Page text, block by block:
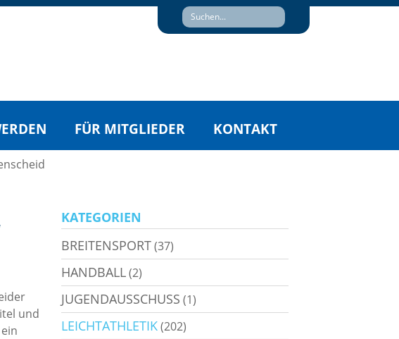
FÜR MITGLIEDER KONTAKT
und
KATEGORIEN
BREITENSPORT(37)
HANDBALL(2)
JUGENDAUSSCHUSS (1)
LEICHTATHLETIK(202)